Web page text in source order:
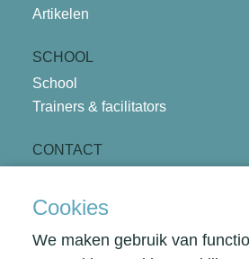
Artikelen
SCHOOL
School
Trainers & facilitators
CONTACT
+31 6 43 72 08 40
Cookies
We maken gebruik van